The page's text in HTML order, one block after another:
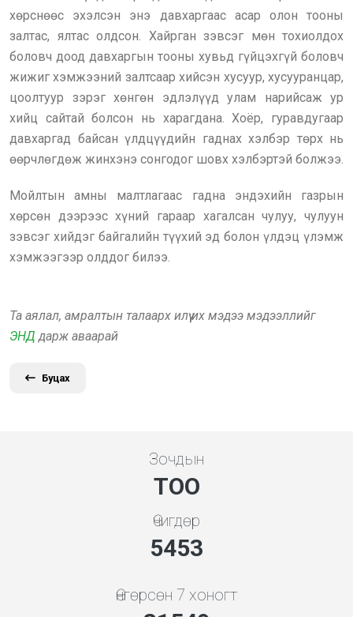
хөрснөөс эхэлсэн энэ давхаргаас асар олон тооны
залтас, ялтас олдсон. Хайрган зэвсэг мөн тохиолдох
боловч доод давхаргын тооны хувьд гүйцэхгүй боловч
жижиг хэмжээний залтсаар хийсэн хусуур, хусууранцар,
цоолтуур зэрэг хөнгөн эдлэлүүд улам нарийсаж ур
хийц сайтай болсон нь харагдана. Хоёр, гуравдугаар
давхаргад байсан үлдцүүдийн гаднах хэлбэр төрх нь
өөрчлөгдөж жинхэнэ сонгодог шовх хэлбэртэй болжээ.
Мойлтын амны малтлагаас гадна эндэхийн газрын
хөрсөн дээрээс хүний гараар хагалсан чулуу, чулуун
зэвсэг хийдэг байгалийн түүхий эд болон үлдэц үлэмж
хэмжээгээр олддог билээ.
Та аялал, амралтын талаарх илүү их мэдээ мэдээллийг
ЭНД дарж аваарай
Буцах
Зочдын
ТОО
Өчигдөр
5843
Өнгөрсөн 7 хоногт